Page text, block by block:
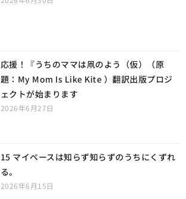
応援！『うちのママは凧のよう（仮）（原
題：My Mom Is Like Kite ）翻訳出版プロジ
ェクトが始まります
2026年6月27日
15 マイペースは知らず知らずのうちにくずれ
る。
2026年6月15日